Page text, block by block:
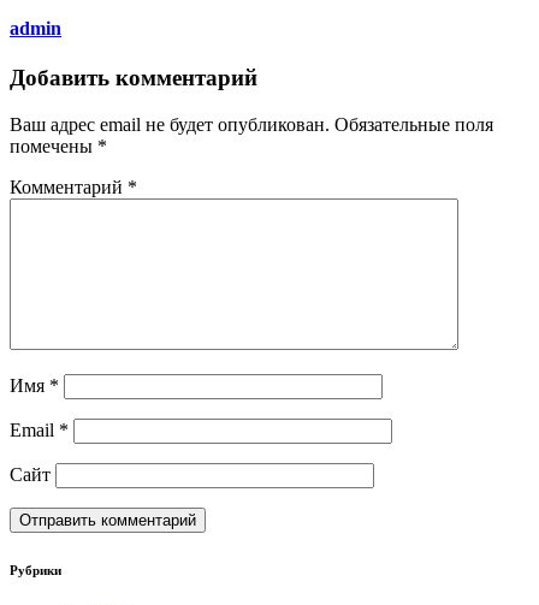
admin
Добавить комментарий
Ваш адрес email не будет опубликован. Обязательные поля
помечены *
Комментарий *
Имя *
Email *
Сайт
Рубрики